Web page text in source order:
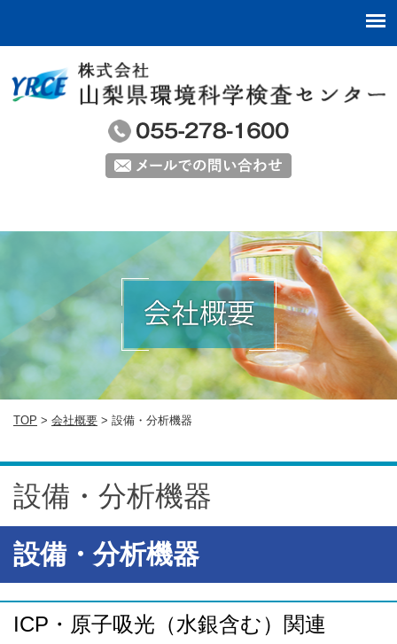
TOP > 会社概要 > 設備・分析機器
設備・分析機器
設備・分析機器
ICP・原子吸光（水銀含む）関連